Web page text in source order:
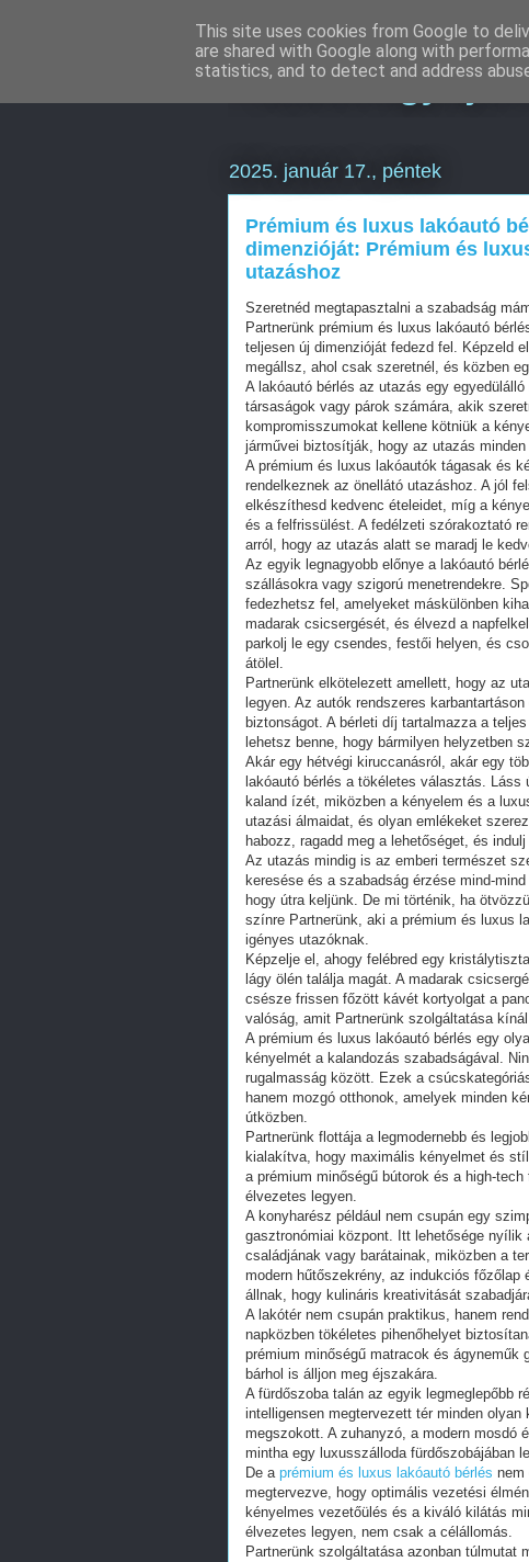
2025. január 17., péntek
Prémium és luxus lakóautó
dimenzióját: Prémium és
utazáshoz
Szeretnéd megtapasztalni a szabadság
Partnerünk prémium és luxus lakóautó
teljesen új dimenzióját fedezd fel. Képzeld
megállsz, ahol csak szeretnél, és közben
A lakóautó bérlés az utazás egy
társaságok vagy párok számára, akik
kompromisszumokat kellene kötniük a
járművei biztosítják, hogy az utazás
A prémium és luxus lakóautók tágasak és
rendelkeznek az önellátó utazáshoz. A jól
elkészíthesd kedvenc ételeidet, míg a
és a felfrissülést. A fedélzeti szórakoztató
arról, hogy az utazás alatt se maradj le
Az egyik legnagyobb előnye a lakóautó
szállásokra vagy szigorú menetrendekre.
fedezhetsz fel, amelyeket máskülönben
madarak csicsergését, és élvezd a
parkolj le egy csendes, festői helyen, és
átölel.
Partnerünk elkötelezett amellett, hogy az
legyen. Az autók rendszeres
biztonságot. A bérleti díj tartalmazza a
lehetsz benne, hogy bármilyen helyzetben
Akár egy hétvégi kiruccanásról, akár egy
lakóautó bérlés a tökéletes választás.
kaland ízét, miközben a kényelem és a
utazási álmaidat, és olyan emlékeket
habozz, ragadd meg a lehetőséget, és
Az utazás mindig is az emberi természet
keresése és a szabadság érzése mind-
hogy útra keljünk. De mi történik, ha
színre Partnerünk, aki a prémium és luxus
igényes utazóknak.
Képzelje el, ahogy felébred egy
lágy ölén találja magát. A madarak
csésze frissen főzött kávét kortyolgat a
valóság, amit Partnerünk szolgáltatása
A prémium és luxus lakóautó bérlés egy
kényelmét a kalandozás szabadságával.
rugalmasság között. Ezek a
hanem mozgó otthonok, amelyek minden
útközben.
Partnerünk flottája a legmodernebb és
kialakítva, hogy maximális kényelmet és
a prémium minőségű bútorok és a high-
élvezetes legyen.
A konyharész például nem csupán egy
gasztronómiai központ. Itt lehetősége
családjának vagy barátainak, miközben a
modern hűtőszekrény, az indukciós főzőlap
állnak, hogy kulináris kreativitását
A lakótér nem csupán praktikus, hanem
napközben tökéletes pihenőhelyet
prémium minőségű matracok és ágyneműk
bárhol is álljon meg éjszakára.
A fürdőszoba talán az egyik legmeglepőbb
intelligensen megtervezett tér minden
megszokott. A zuhanyzó, a modern mosdó
mintha egy luxusszálloda fürdőszobájában
De a prémium és luxus lakóautó bérlés nem
megtervezve, hogy optimális vezetési
kényelmes vezetőülés és a kiváló kilátás
élvezetes legyen, nem csak a célállomás.
Partnerünk szolgáltatása azonban túlmutat
This site uses cookies from Google to
are shared with Google along with
statistics, and to detect and address